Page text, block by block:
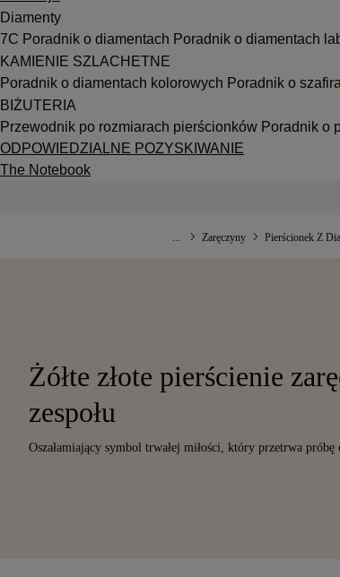
Diamenty
7C Poradnik o diamentach Poradnik o diamentach
KAMIENIE SZLACHETNE
Poradnik o diamentach kolorowych Poradnik o
BIŻUTERIA
Przewodnik po rozmiarach pierścionków Poradnik o
ODPOWIEDZIALNE POZYSKIWANIE
The Notebook
Zaręczyny Pierścionek Z
Żółte złote pierścienie
zespołu
Oszałamiający symbol trwałej miłości, który przetrwa próbę